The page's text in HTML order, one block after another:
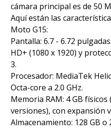
cámara principal es de 50
Aquí están las
Moto G15:
Pantalla: 6.7 - 6.72
HD+ (1080 x 1920) y
3.
Procesador: MediaTek
Octa-core a 2.0 GHz.
Memoria RAM: 4 GB
versiones), con expansión
Almacenamiento: 128 GB o